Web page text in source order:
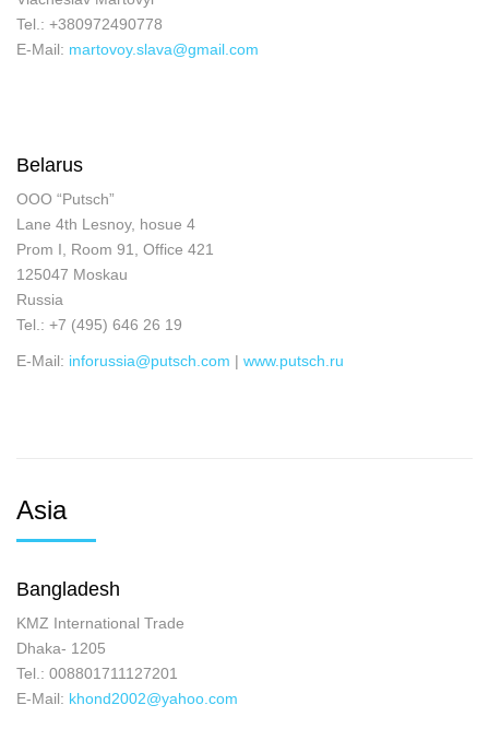
Tel.: +380972490778
E-Mail: martovoy.slava@gmail.com
Belarus
OOO “Putsch”
Lane 4th Lesnoy, hosue 4
Prom I, Room 91, Office 421
125047 Moskau
Russia
Tel.: +7 (495) 646 26 19
E-Mail: inforussia@putsch.com | www.putsch.ru
Asia
Bangladesh
KMZ International Trade
Dhaka- 1205
Tel.: 008801711127201
E-Mail: khond2002@yahoo.com